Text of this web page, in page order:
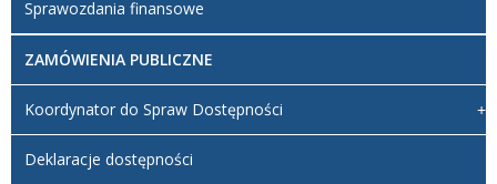
Sprawozdania finansowe
ZAMÓWIENIA PUBLICZNE
Koordynator do Spraw Dostępności
Deklaracje dostępności